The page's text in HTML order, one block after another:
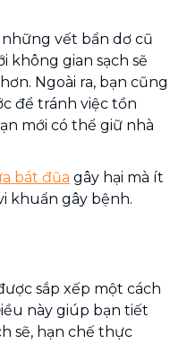
vết bẩn dơ cũ
không gian sạch sẽ
Ngoài ra, bạn cũng
để tránh việc tồn
mới có thể giữ nhà
bát đũa gây hại mà ít
khuẩn gây bệnh.
sắp xếp một cách
này giúp bạn tiết
sẽ, hạn chế thực